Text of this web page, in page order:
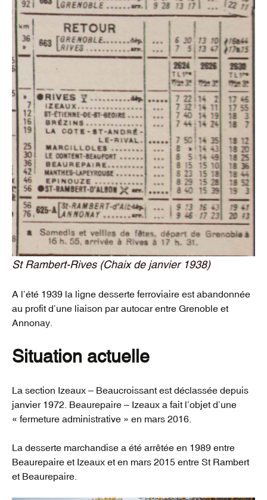
St Rambert-Rives (Chaix de janvier 1938)
A l’été 1939 la ligne desserte ferroviaire est abandonnée
au profit d’une liaison par autocar entre Grenoble et
Annonay.
Situation actuelle
La section Izeaux – Beaucroissant est déclassée depuis
janvier 1972. Beaurepaire – Izeaux a fait l’objet d’une
« fermeture administrative » en mars 2016.
La desserte marchandise a été arrêtée en 1989 entre
Beaurepaire et Izeaux et en mars 2015 entre St Rambert
et Beaurepaire.